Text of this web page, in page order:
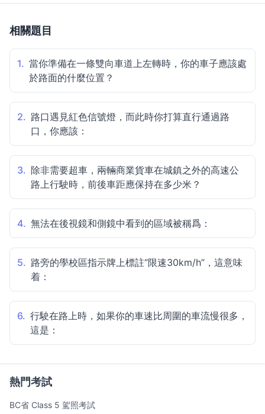
相關題目
1. 當你準備在一條雙向車道上左轉時，你的車子應該處
於路面的什麼位置？
2. 路口遇見紅色信號燈，而此時你打算直行通過路
口，你應該：
3. 除非需要超車，兩輛商業貨車在城鎮之外的高速公
路上行駛時，前後車距應保持在多少米？
4. 無法在後視鏡和側鏡中看到的區域被稱爲：
5. 路旁的學校區指示牌上標註“限速30km/h”，這意味
着：
6. 行駛在路上時，如果你的車速比周圍的車流慢很多，
這是：
熱門考試
BC省 Class 5 駕照考試